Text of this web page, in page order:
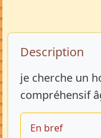
Description
Description
je cherche un
compréhensif
En bref